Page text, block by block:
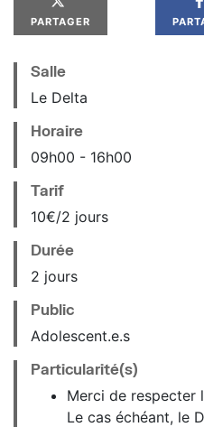
PARTAGER
Salle
Le Delta
Horaire
09h00 16h00
Tarif
10€/2 jours
Durée
2 jours
Public
Adolescent.e.s
Particularité(s)
Merci de respecter
Le cas échéant, le